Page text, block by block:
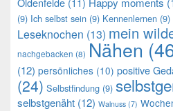
(9) Ich selbst sein (9) Kennenlernen (9)
Leseknochen (13) mein
nachgebacken (8) Nähen
(12) persönliches (10) positive
(24) Selbstfindung (9)
selbstgenäht (12) Walnuss (7)